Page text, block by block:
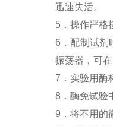
迅速失活。
5．操作严格
6．配制试剂
振荡器，可
7．实验用酶
8．酶免试验
9．将不用的